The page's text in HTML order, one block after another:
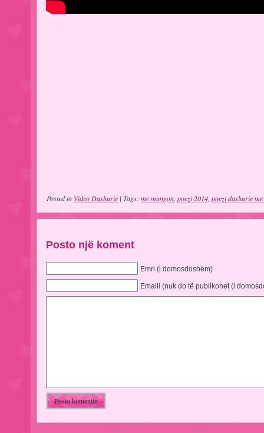
Posted in Video Dashurie | Tags: me mungon poezi 2014 poezi dashurie
Posto një koment
Emri (i domosdoshëm)
Emaili (nuk do të publikohet (i